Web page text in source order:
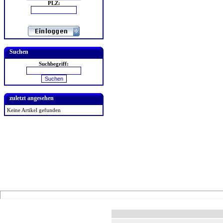
PLZ:
Suchen
Suchbegriff:
zuletzt angesehen
Keine Artikel gefunden